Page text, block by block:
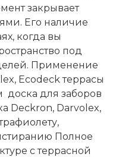
закрывает
Его наличие
когда вы
под
Применение
Ecodeck террасы
доска для заборов
Deckron, Darvolex,
Полное
с террасной